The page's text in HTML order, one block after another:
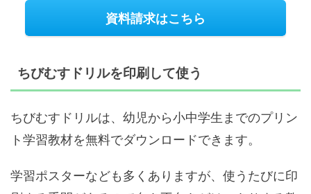
資料請求はこちら
ちびむすドリルを印刷して使う
ちびむすドリルは、幼児から小中学生までのプリン
ト学習教材を無料でダウンロードできます。
学習ポスターなども多くありますが、使うたびに印